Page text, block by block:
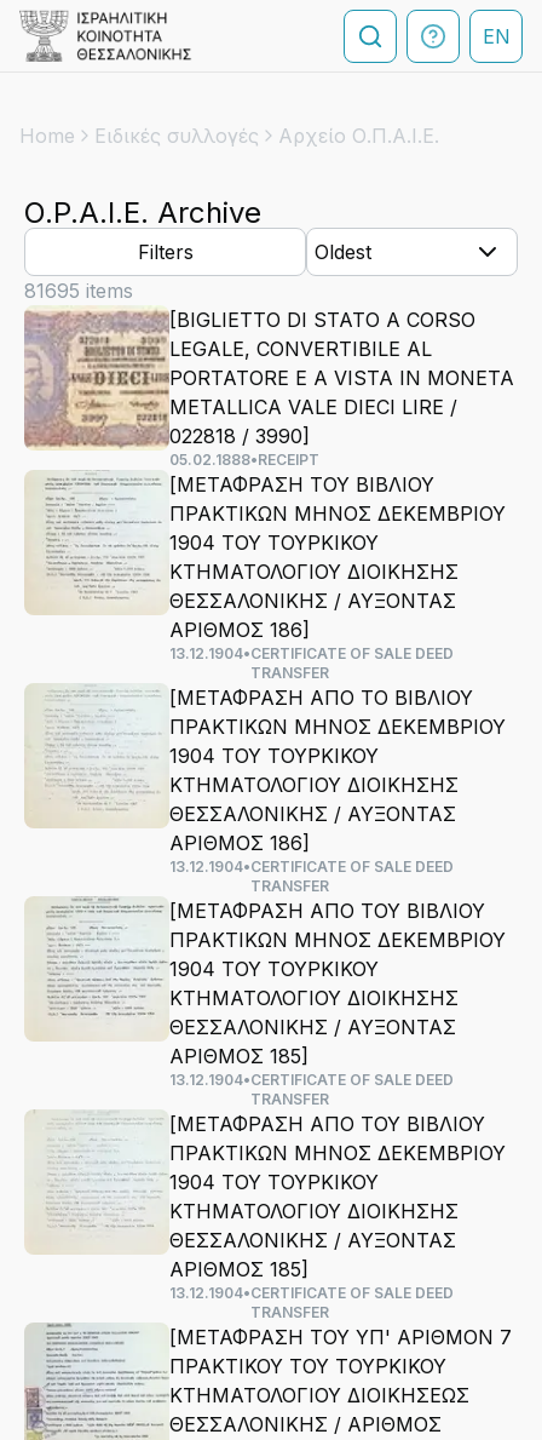
EN
Home Ειδικές συλλογές Αρχείο Ο.Π.Α.Ι.Ε.
O.P.A.I.E. Archive
Filters
Oldest
81695 items
[BIGLIETTO DI STATO A CORSO
LEGALE, CONVERTIBILE AL
PORTATORE E A VISTA IN MONETA
METALLICA VALE DIECI LIRE /
022818 / 3990]
05.02.1888•RECEIPT
[ΜΕΤΑΦΡΑΣΗ ΤΟΥ ΒΙΒΛΙΟΥ
ΠΡΑΚΤΙΚΩΝ ΜΗΝΟΣ ΔΕΚΕΜΒΡΙΟΥ
1904 ΤΟΥ ΤΟΥΡΚΙΚΟΥ
ΚΤΗΜΑΤΟΛΟΓΙΟΥ ΔΙΟΙΚΗΣΗΣ
ΘΕΣΣΑΛΟΝΙΚΗΣ / ΑΥΞΟΝΤΑΣ
ΑΡΙΘΜΟΣ 186]
13.12.1904•CERTIFICATE OF SALE DEED
TRANSFER
[ΜΕΤΑΦΡΑΣΗ ΑΠΟ ΤΟ ΒΙΒΛΙΟΥ
ΠΡΑΚΤΙΚΩΝ ΜΗΝΟΣ ΔΕΚΕΜΒΡΙΟΥ
1904 ΤΟΥ ΤΟΥΡΚΙΚΟΥ
ΚΤΗΜΑΤΟΛΟΓΙΟΥ ΔΙΟΙΚΗΣΗΣ
ΘΕΣΣΑΛΟΝΙΚΗΣ / ΑΥΞΟΝΤΑΣ
ΑΡΙΘΜΟΣ 186]
13.12.1904•CERTIFICATE OF SALE DEED
TRANSFER
[ΜΕΤΑΦΡΑΣΗ ΑΠΟ ΤΟΥ ΒΙΒΛΙΟΥ
ΠΡΑΚΤΙΚΩΝ ΜΗΝΟΣ ΔΕΚΕΜΒΡΙΟΥ
1904 ΤΟΥ ΤΟΥΡΚΙΚΟΥ
ΚΤΗΜΑΤΟΛΟΓΙΟΥ ΔΙΟΙΚΗΣΗΣ
ΘΕΣΣΑΛΟΝΙΚΗΣ / ΑΥΞΟΝΤΑΣ
ΑΡΙΘΜΟΣ 185]
13.12.1904•CERTIFICATE OF SALE DEED
TRANSFER
[ΜΕΤΑΦΡΑΣΗ ΑΠΟ ΤΟΥ ΒΙΒΛΙΟΥ
ΠΡΑΚΤΙΚΩΝ ΜΗΝΟΣ ΔΕΚΕΜΒΡΙΟΥ
1904 ΤΟΥ ΤΟΥΡΚΙΚΟΥ
ΚΤΗΜΑΤΟΛΟΓΙΟΥ ΔΙΟΙΚΗΣΗΣ
ΘΕΣΣΑΛΟΝΙΚΗΣ / ΑΥΞΟΝΤΑΣ
ΑΡΙΘΜΟΣ 185]
13.12.1904•CERTIFICATE OF SALE DEED
TRANSFER
[ΜΕΤΑΦΡΑΣΗ ΤΟΥ ΥΠ' ΑΡΙΘΜΟΝ 7
ΠΡΑΚΤΙΚΟΥ ΤΟΥ ΤΟΥΡΚΙΚΟΥ
ΚΤΗΜΑΤΟΛΟΓΙΟΥ ΔΙΟΙΚΗΣΕΩΣ
ΘΕΣΣΑΛΟΝΙΚΗΣ / ΑΡΙΘΜΟΣ